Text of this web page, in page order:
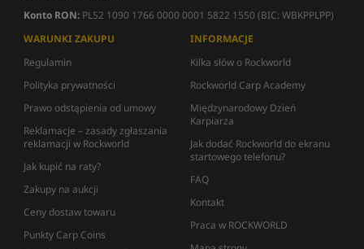
Konto RON: PL52 1090 1766 0000 0001 5822 1550 (BIC: WBKPPLPP)
WARUNKI ZAKUPU
Regulamin
Polityka prywatności
Prawo odstąpienia od umowy
Reklamacje – zasady zgłaszania
reklamacji w Rockworld
Jak kupić na raty?
Zakupy na aukcji
Ceny dostaw towaru
Punkty Carp Coins
INFORMACJE
Kilka słów o Rockworld
Rockworld Carp Academy
Międzynarodowy Dzień
Karpiarza
Jak dodać Rockworld do ekranu
startowego telefonu?
FAQ
Kontakt
Praca w ROCKWORLD